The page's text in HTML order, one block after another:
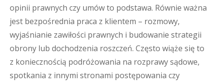
opinii prawnych czy umów to podstawa. Równie ważna
jest bezpośrednia praca z klientem – rozmowy,
wyjaśnianie zawiłości prawnych i budowanie strategii
obrony lub dochodzenia roszczeń. Często wiąże się to
z koniecznością podróżowania na rozprawy sądowe,
spotkania z innymi stronami postępowania czy